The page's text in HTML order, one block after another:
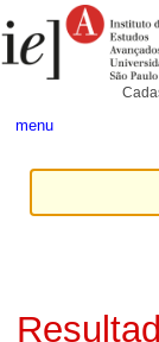
para
conteúdo.
Pessoais
menu